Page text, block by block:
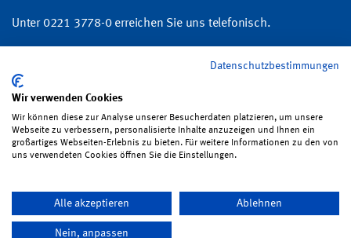
Unter 0221 3778-0 erreichen Sie uns telefonisch.
Entschädigung, Prävention sowie Fragen zu Mitgliedschaft und Beitrag.
Folgen Sie uns:
Barrierefreiheit·Bildrechte
Datenschutzbestimmungen
Wir verwenden Cookies
Wir können diese zur Analyse unserer Besucherdaten platzieren, um unsere
Webseite zu verbessern, personalisierte Inhalte anzuzeigen und Ihnen ein
großartiges Webseiten-Erlebnis zu bieten. Für weitere Informationen zu den von
uns verwendeten Cookies öffnen Sie die Einstellungen.
Alle akzeptieren Ablehnen
Nein, anpassen